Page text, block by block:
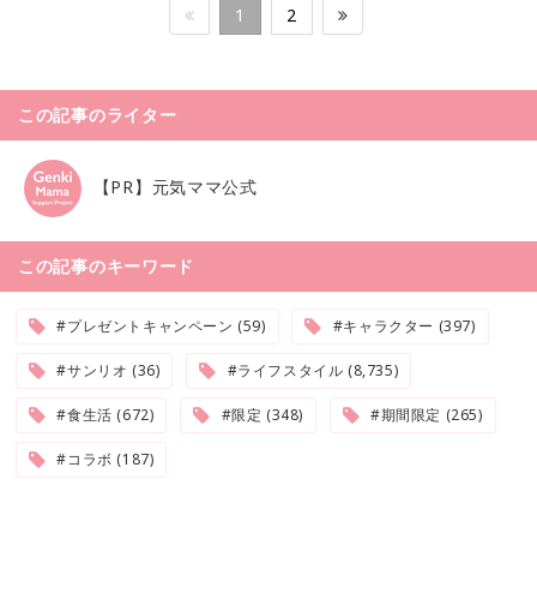
1 2
この記事のライター
【PR】元気ママ公式
この記事のキーワード
#プレゼントキャンペーン (59) #キャラクター (397)
#サンリオ (36) #ライフスタイル (8,735)
#食生活 (672) #限定 (348) #期間限定 (265)
#コラボ (187)